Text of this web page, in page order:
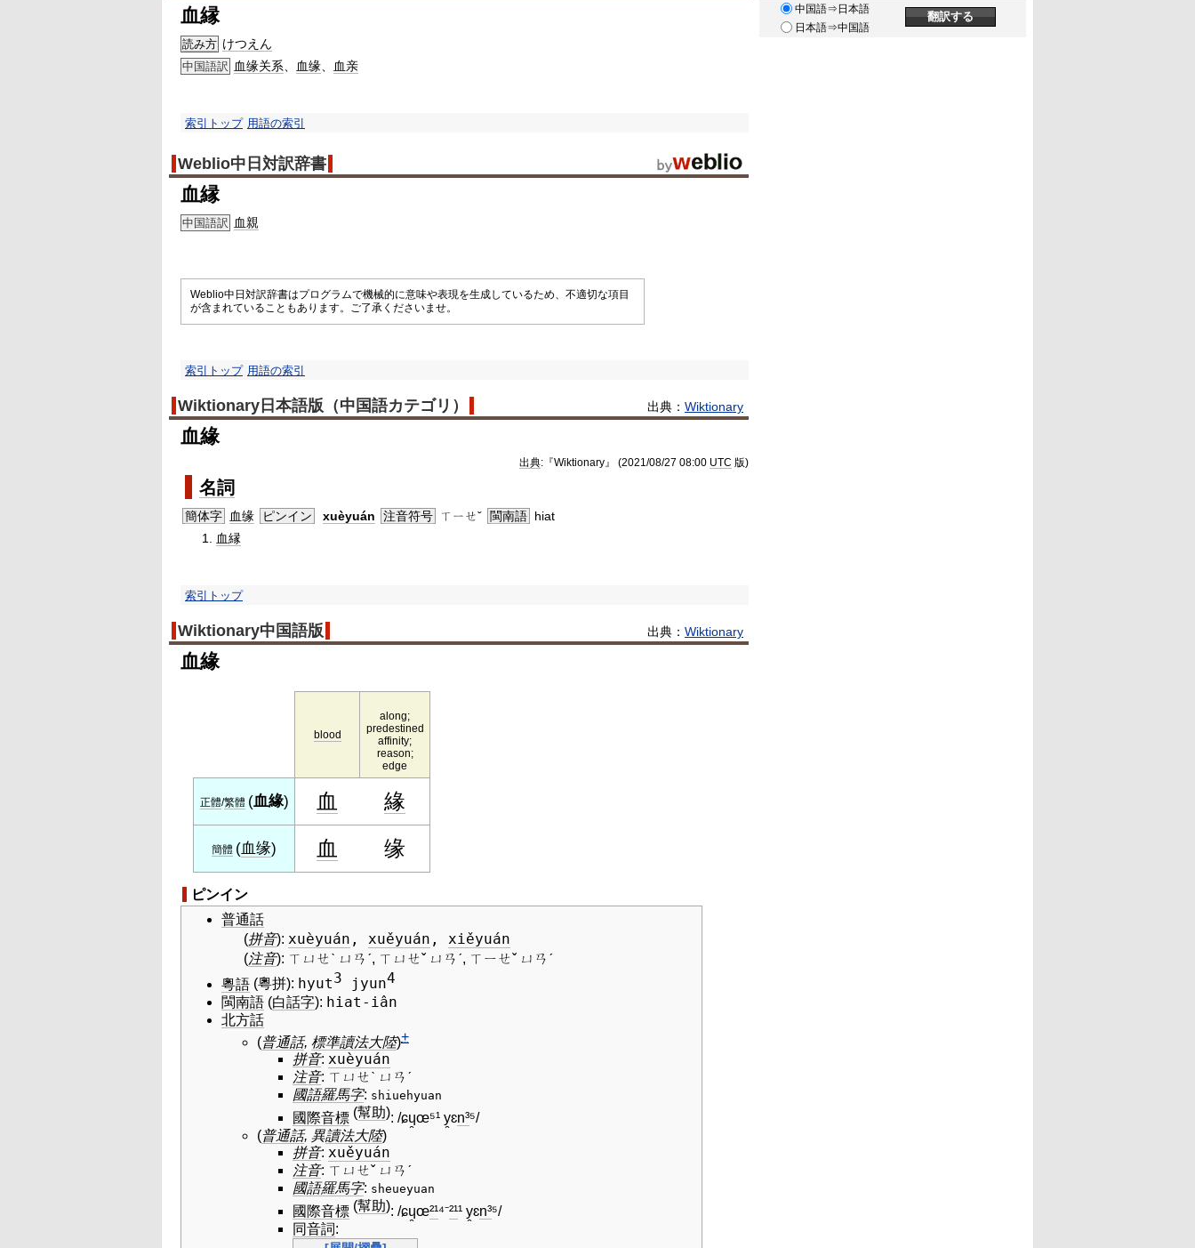
血縁
読み方 けつえん
中国語訳 血缘关系 血缘 血亲
索引トップ 用語の索引
Weblio中日対訳辞書
血縁
中国語訳 血親
Weblio中日対訳辞書はプログラムで機械的に意味や表現を生成しているため、不適切な項目
が含まれていることもあります。ご了承くださいませ。
索引トップ 用語の索引
Wiktionary日本語版（中国語カテゴリ） 出典： Wiktionary
血緣
出典:『Wiktionary』 (2021/08/27 08:00 UTC 版)
名詞
簡体字 血缘 ピンイン xuèyuán 注音符号 ㄒㄧㄝˇ 閩南語 hiat
血縁
索引トップ
Wiktionary中国語版 出典： Wiktionary
血緣
blood
along;
predestined
affinity;
reason;
edge
正體/繁體 (血緣) 血 緣
簡體 (血缘) 血 缘
ピンイン
普通話
(拼音): xuèyuán , xuěyuán , xiěyuán
(注音): ㄒㄩㄝˋ ㄩㄢˊ, ㄒㄩㄝˇ ㄩㄢˊ, ㄒㄧㄝˇ ㄩㄢˊ
粵語 (粵拼): hyut3 jyun4
閩南語 (白話字): hiat-iân
北方話
(普通話, 標準讀法大陸)+
拼音: xuèyuán
注音: ㄒㄩㄝˋ ㄩㄢˊ
國語羅馬字: shiuehyuan
國際音標 (幫助): /ɕɥ̯œ⁵¹ y̯ɛn³⁵/
(普通話, 異讀法大陸)
拼音: xuěyuán
注音: ㄒㄩㄝˇ ㄩㄢˊ
國語羅馬字: sheueyuan
國際音標 (幫助): /ɕɥ̯œ²¹⁴⁻²¹¹ y̯ɛn³⁵/
同音詞:
中国語⇒日本語
日本語⇒中国語